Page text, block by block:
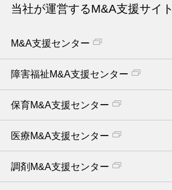
当社が運営するM&A支援サイト
M&A支援センター
障害福祉M&A支援センター
保育M&A支援センター
医療M&A支援センター
調剤M&A支援センター